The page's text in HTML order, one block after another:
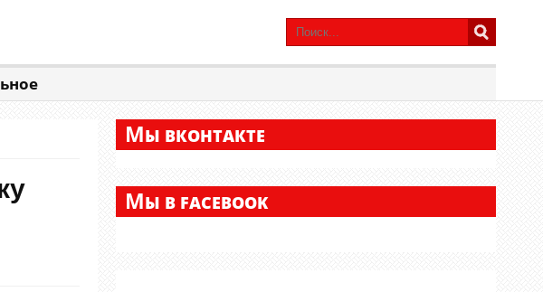
МЫ ВКОНТАКТЕ
МЫ В FACEBOOK